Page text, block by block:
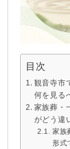
目次
観音寺市
何を見る
家族葬・
がどう違
家族
形式